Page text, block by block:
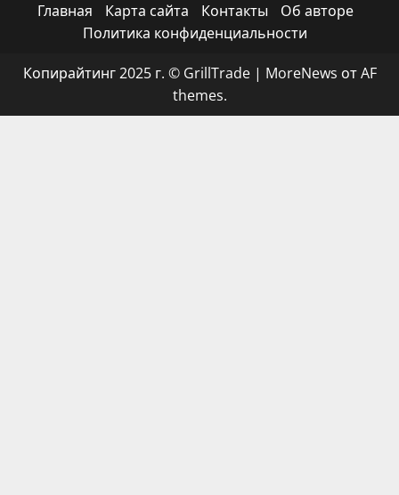
Главная Карта сайта Контакты
Об авторе
Политика конфиденциальности
Копирайтинг 2025 г. © GrillTrade | MoreNews от AF
themes.